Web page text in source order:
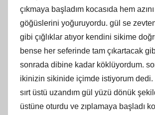
çıkmaya başladım kocasıda hem
göğüslerini yoğuruyordu. gül se
gibi çığlıklar atıyor kendini sikime
bense her seferinde tam çıkartacak
sonrada dibine kadar köklüyordum.
ikinizin sikinide içimde istiyorum dedi.
sırt üstü uzandım gül yüzü dönük
üstüne oturdu ve zıplamaya başladı